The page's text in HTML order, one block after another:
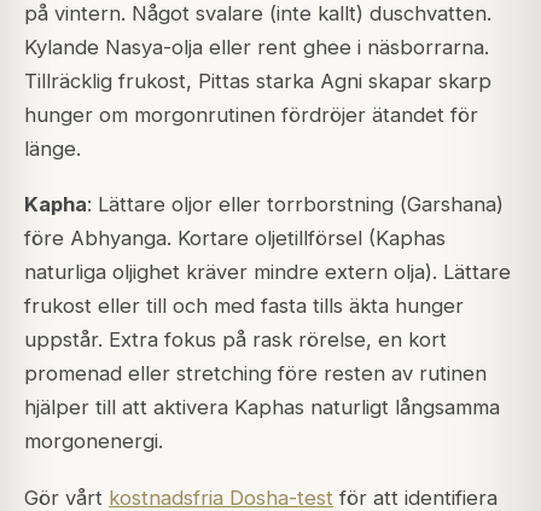
på vintern. Något svalare (inte kallt) duschvatten.
Kylande Nasya-olja eller rent ghee i näsborrarna.
Tillräcklig frukost, Pittas starka Agni skapar skarp
hunger om morgonrutinen fördröjer ätandet för
länge.
Kapha: Lättare oljor eller torrborstning (Garshana)
före Abhyanga. Kortare oljetillförsel (Kaphas
naturliga oljighet kräver mindre extern olja). Lättare
frukost eller till och med fasta tills äkta hunger
uppstår. Extra fokus på rask rörelse, en kort
promenad eller stretching före resten av rutinen
hjälper till att aktivera Kaphas naturligt långsamma
morgonenergi.
Gör vårt kostnadsfria Dosha-test för att identifiera